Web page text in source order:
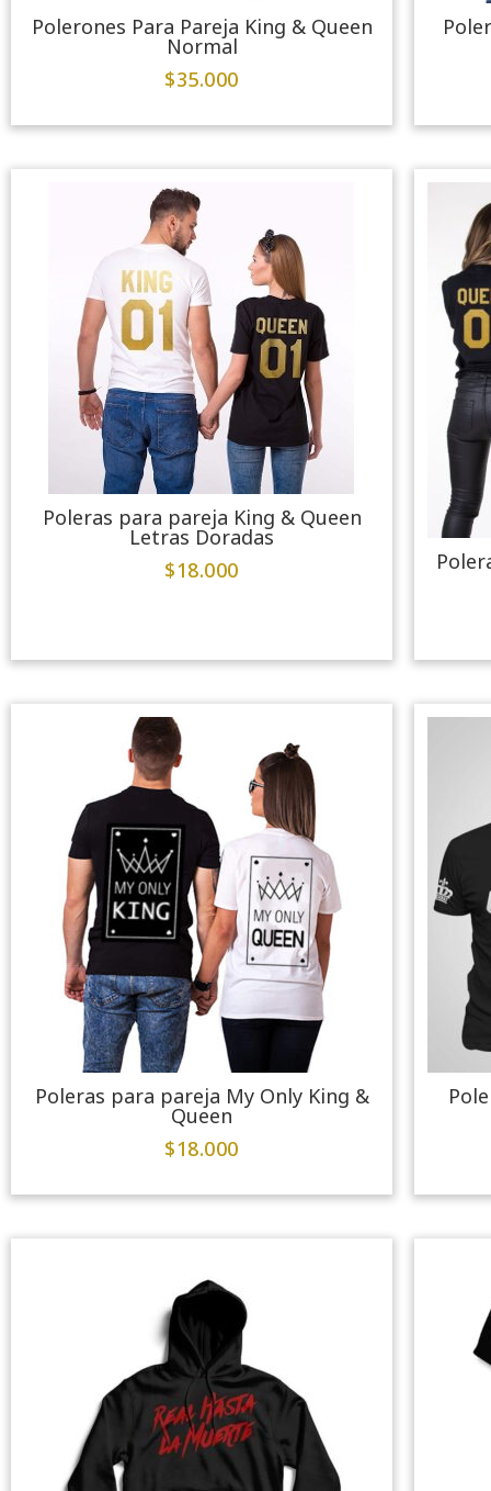
Polerones Para Pareja King & Queen
Normal
$35.000
Poleras para pareja King & Queen
Letras Doradas
$18.000
Poleras para pareja My Only King &
Queen
$18.000